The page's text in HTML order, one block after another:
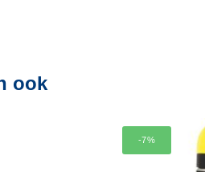
ook
-7%